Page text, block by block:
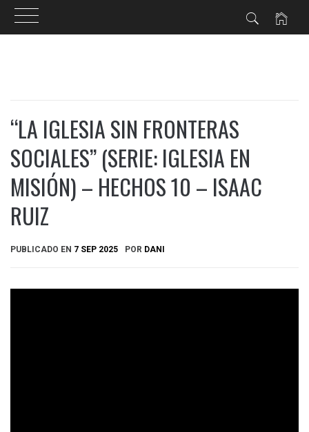
“LA IGLESIA SIN FRONTERAS
SOCIALES” (SERIE: IGLESIA EN
MISIÓN) – HECHOS 10 – ISAAC
RUIZ
PUBLICADO EN 7 SEP 2025 POR DANI